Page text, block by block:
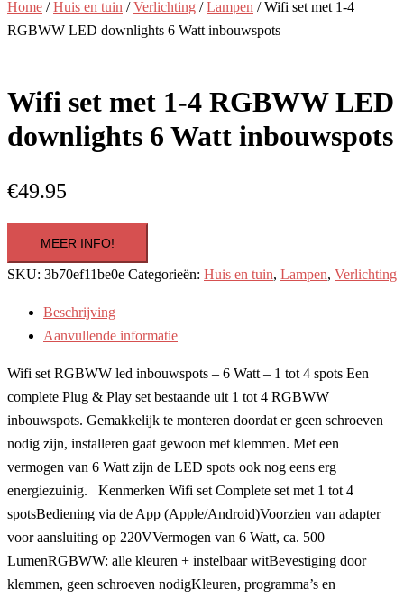
Home /Huis en tuin /Verlichting /Lampen / Wifi set met 1-4
RGBWW LED downlights 6 Watt inbouwspots
Wifi set met 1-4 RGBWW LED
downlights 6 Watt inbouwspots
€49.95
MEER INFO!
SKU: 3b70ef11be0e Categorieën: Huis en tuin, Lampen, Verlichting
Beschrijving
Aanvullende informatie
Wifi set RGBWW led inbouwspots – 6 Watt – 1 tot 4 spots Een
complete Plug & Play set bestaande uit 1 tot 4 RGBWW
inbouwspots. Gemakkelijk te monteren doordat er geen schroeven
nodig zijn, installeren gaat gewoon met klemmen. Met een
vermogen van 6 Watt zijn de LED spots ook nog eens erg
energiezuinig. Kenmerken Wifi set Complete set met 1 tot 4
spotsBediening via de App (Apple/Android)Voorzien van adapter
voor aansluiting op 220VVermogen van 6 Watt, ca. 500
LumenRGBWW: alle kleuren + instelbaar witBevestiging door
klemmen, geen schroeven nodigKleuren, programma’s en